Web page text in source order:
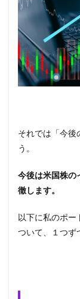
それでは「今後
う。
今後は米国株の
徹します。
以下に私のポー
ついて、１つず